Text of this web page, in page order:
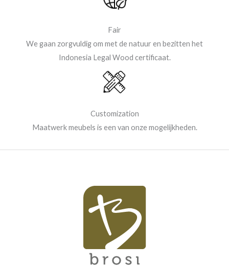
Fair
We gaan zorgvuldig om met de natuur en bezitten het
Indonesia Legal Wood certificaat.
Customization
Maatwerk meubels is een van onze mogelijkheden.